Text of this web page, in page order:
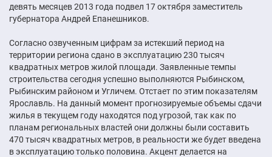
девять месяцев 2013 года подвел 17 октября заместитель
губернатора Андрей Епанешников.
Согласно озвученным цифрам за истекший период на
территории региона сдано в эксплуатацию 230 тысяч
квадратных метров жилой площади. Заявленные темпы
строительства сегодня успешно выполняются Рыбинском,
Рыбинским районом и Угличем. Отстает по этим показателям
Ярославль. На данный момент прогнозируемые объемы сдачи
жилья в текущем году находятся под угрозой, так как по
планам региональных властей они должны были составить
470 тысяч квадратных метров, в реальности же будет введена
в эксплуатацию только половина. Акцент делается на